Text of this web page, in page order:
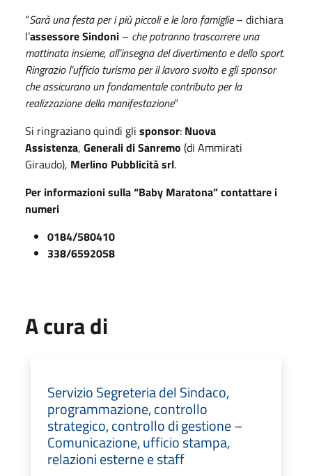
“Sarà una festa per i più piccoli e le loro famiglie– dichiara
l’assessore Sindoni – che potranno trascorrere una
mattinata insieme, all’insegna del divertimento e dello sport.
Ringrazio l’ufficio turismo per il lavoro svolto e gli sponsor
che assicurano un fondamentale contributo per la
realizzazione della manifestazione”
Si ringraziano quindi gli sponsor: Nuova
Assistenza, Generali di Sanremo (di Ammirati
Giraudo), Merlino Pubblicità srl.
Per informazioni sulla “Baby Maratona” contattare i
numeri
0184/580410
338/6592058
A cura di
Servizio Segreteria del Sindaco,
programmazione, controllo
strategico, controllo di gestione –
Comunicazione, ufficio stampa,
relazioni esterne e staff